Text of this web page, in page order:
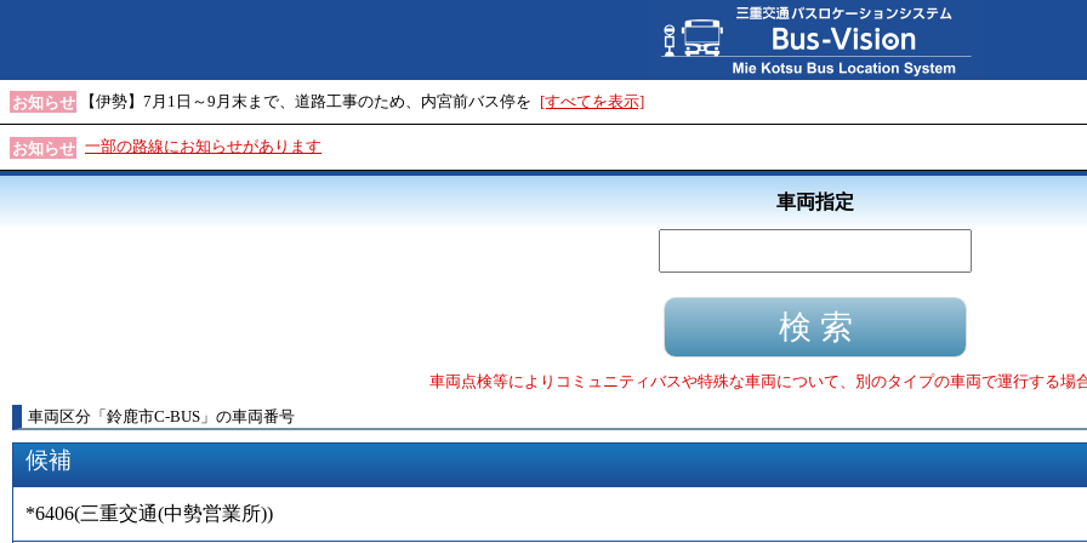
お知らせ 【伊勢】7月1日～9月末まで、道路工事のため、内宮前バス停を [すべてを表示]
お知らせ 一部の路線にお知らせがあります
車両指定
車両点検等によりコミュニティバスや特殊な車両について、別のタイプの車両で運行する場
車両区分 「 鈴鹿市C-BUS 」 の車両番号
候補
*6406(三重交通(中勢営業所))